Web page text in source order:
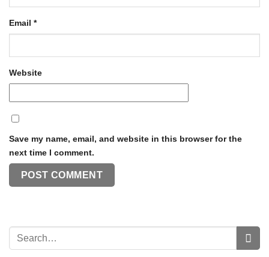
Email *
Website
Save my name, email, and website in this browser for the
next time I comment.